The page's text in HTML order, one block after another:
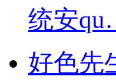
统安
好色先